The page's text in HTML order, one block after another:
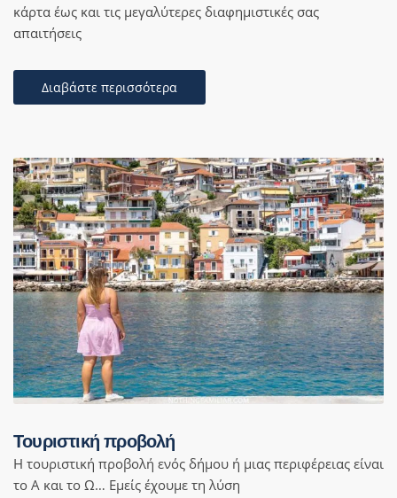
κάρτα έως και τις μεγαλύτερες διαφημιστικές σας
απαιτήσεις
Διαβάστε περισσότερα
Τουριστική προβολή
Η τουριστική προβολή ενός δήμου ή μιας περιφέρειας είναι
το Α και το Ω… Εμείς έχουμε τη λύση